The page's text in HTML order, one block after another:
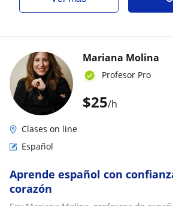
$25/h
Mariana Molina
Profesor Pro
Clases on line
Español
Aprende español con
corazón